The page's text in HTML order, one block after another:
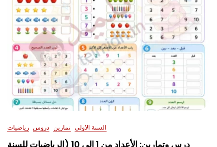
السنة الاولى تمارين دروس رياضيات
درس وتمارين: الأعداد من 1 إلى 10 (الرياضيات للسنة